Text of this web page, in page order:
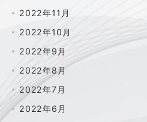
2022年11月
2022年10月
2022年9月
2022年8月
2022年7月
2022年6月